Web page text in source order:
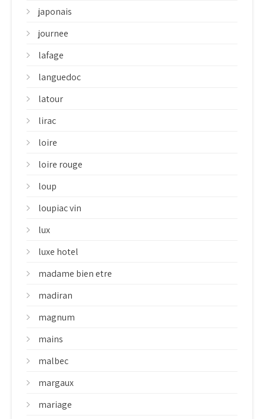
japonais
journee
lafage
languedoc
latour
lirac
loire
loire rouge
loup
loupiac vin
lux
luxe hotel
madame bien etre
madiran
magnum
mains
malbec
margaux
mariage